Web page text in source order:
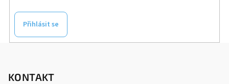
Přihlásit se
KONTAKT